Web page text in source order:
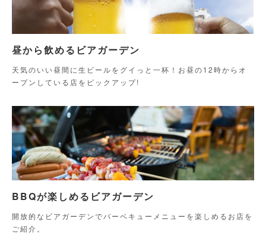
昼から飲めるビアガーデン
天気のいい昼間に生ビールをグイっと一杯！お昼の12時からオ
ープンしている店をピックアップ!
BBQが楽しめるビアガーデン
開放的なビアガーデンでバーベキューメニューを楽しめるお店を
ご紹介。